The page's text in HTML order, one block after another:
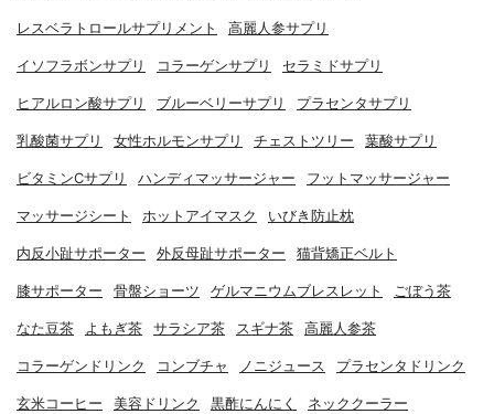
レスベラトロールサプリメント 高麗人参サプリ
イソフラボンサプリ コラーゲンサプリ セラミドサプリ
ヒアルロン酸サプリ ブルーベリーサプリ プラセンタサプリ
乳酸菌サプリ 女性ホルモンサプリ チェストツリー 葉酸サプリ
ビタミンCサプリ ハンディマッサージャー フットマッサージャー
マッサージシート ホットアイマスク いびき防止枕
内反小趾サポーター 外反母趾サポーター 猫背矯正ベルト
膝サポーター 骨盤ショーツ ゲルマニウムブレスレット ごぼう茶
なた豆茶 よもぎ茶 サラシア茶 スギナ茶 高麗人参茶
コラーゲンドリンク コンブチャ ノニジュース プラセンタドリンク
玄米コーヒー 美容ドリンク 黒酢にんにく ネッククーラー